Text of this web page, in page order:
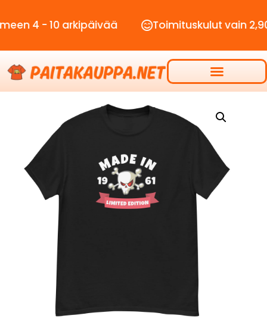
- 10 arkipäivää Toimituskulut vain 2,90€